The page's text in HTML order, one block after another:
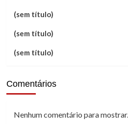
(sem título)
(sem título)
(sem título)
Comentários
Nenhum comentário para mostrar.